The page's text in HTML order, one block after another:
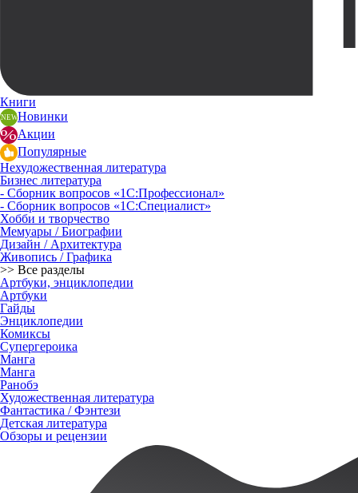
Книги
Новинки
Акции
Популярные
Нехудожественная литература
Бизнес литература
- Сборник вопросов «1С:Профессионал»
- Сборник вопросов «1С:Специалист»
Хобби и творчество
Мемуары / Биографии
Дизайн / Архитектура
Живопись / Графика
>> Все разделы
Артбуки, энциклопедии
Артбуки
Гайды
Энциклопедии
Комиксы
Супергероика
Манга
Манга
Ранобэ
Художественная литература
Фантастика / Фэнтези
Детская литература
Обзоры и рецензии